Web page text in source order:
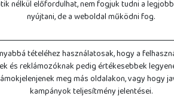
nélkül előfordulhat, nem fogjuk tudni a
nyújtani, de a weboldal működni fog.
tételéhez használatosak, hogy a
és reklámozóknak pedig értékesebbek
meg más oldalakon, vagy hogy
kampányok teljesítmény jelentései.